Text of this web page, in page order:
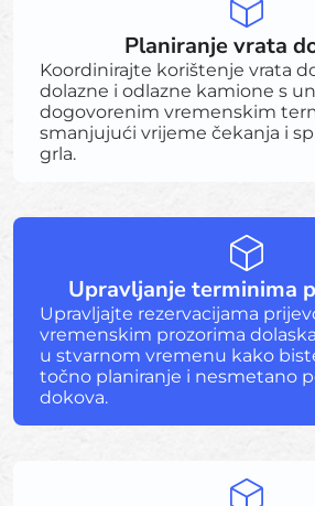
Planiranje vrata
Koordinirajte korištenje vrata
dolazne i odlazne kamione s
dogovorenim vremenskim
smanjujući vrijeme čekanja i
grla.
Upravljanje terminima
Upravljajte rezervacijama
vremenskim prozorima
u stvarnom vremenu kako
točno planiranje i nesmetano
dokova.